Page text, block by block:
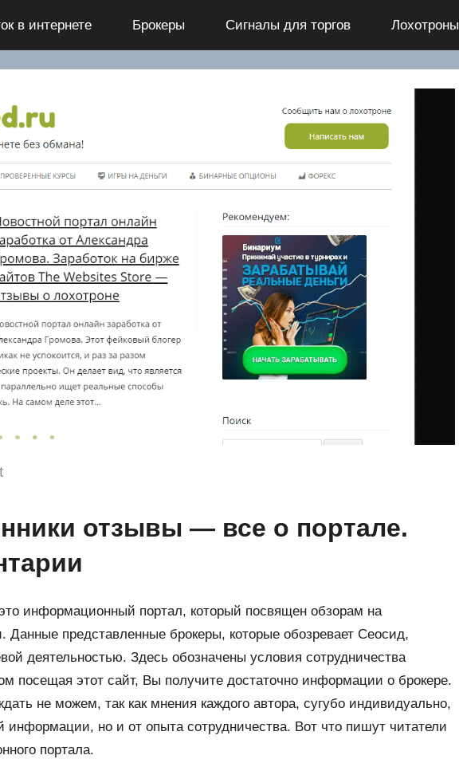
в интернете Брокеры Сигналы для торгов Лохотроны
отзывы — все о портале.
информационный портал, который посвящен обзорам на
представленные брокеры, которые обозревает Сеосид,
деятельностью. Здесь обозначены условия сотрудничества
посещая этот сайт, Вы получите достаточно информации о брокере.
не можем, так как мнения каждого автора, сугубо индивидуально,
информации, но и от опыта сотрудничества. Вот что пишут читатели
портала.